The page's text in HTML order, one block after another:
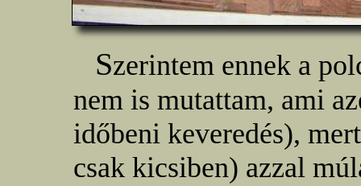
Szerintem ennek a
nem is mutattam, ami
időbeni keveredés),
csak kicsiben) azzal